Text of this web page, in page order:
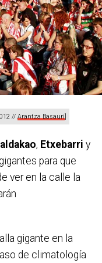
de residuos // Udaltalde 21
PARA
proyecto que
en los
de la
de limpieza de
// Arantza Basauri]
, Etxebarri y
para que
ver en la calle la
gigante en la
de climatología